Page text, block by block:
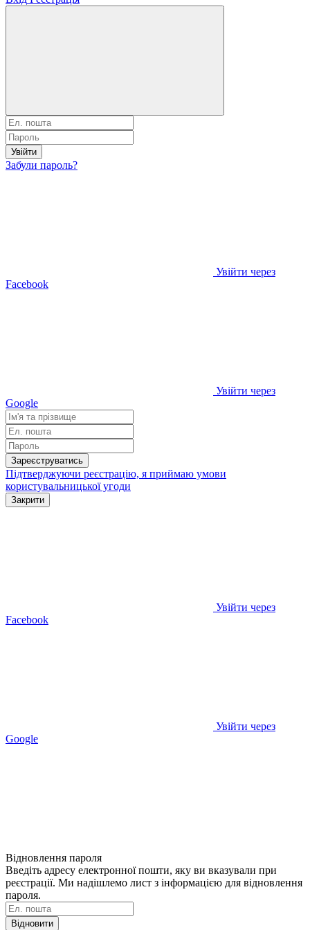
Увійти
Забули пароль?
Увійти через
Facebook
Увійти через
Google
Зареєструватись
Підтверджуючи реєстрацію, я приймаю умови
користувальницької угоди
Закрити
Увійти через
Facebook
Увійти через
Google
Відновлення пароля
Введіть адресу електронної пошти, яку ви вказували при
реєстрації. Ми надішлемо лист з інформацією для відновлення
пароля.
Відновити